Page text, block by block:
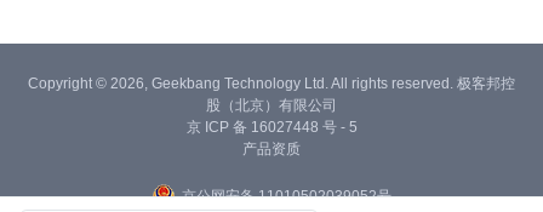
Copyright © 2026, Geekbang Technology Ltd. All rights reserved. 极客邦控
股（北京）有限公司
京 ICP 备 16027448 号 - 5
产品资质
京公网安备 11010502039052号